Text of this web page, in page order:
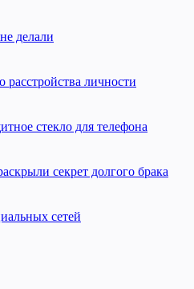
делали
расстройства личности
стекло для телефона
секрет долгого брака
сетей